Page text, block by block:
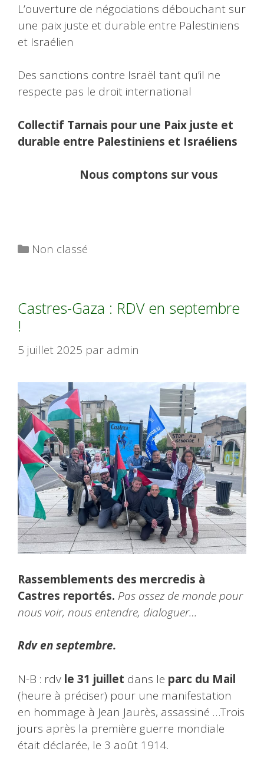
L’ouverture de négociations débouchant sur
une paix juste et durable entre Palestiniens
et Israélien
Des sanctions contre Israël tant qu’il ne
respecte pas le droit international
Collectif Tarnais pour une Paix juste et
durable entre Palestiniens et Israéliens
Nous comptons sur vous
Catégories
Non classé
Castres-Gaza : RDV en septembre
!
5 juillet 2025 par admin
Rassemblements des mercredis à
Castres reportés. Pas assez de monde pour
nous voir, nous entendre, dialoguer…
Rdv en septembre.
N-B : rdv le 31 juillet dans le parc du Mail
(heure à préciser) pour une manifestation
en hommage à Jean Jaurès, assassiné …Trois
jours après la première guerre mondiale
était déclarée, le 3 août 1914.